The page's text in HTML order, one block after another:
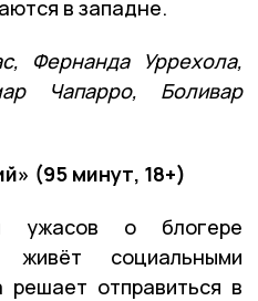
в западне.
Фернанда Уррехола,
Чапарро, Боливар
(95 минут, 18+)
ужасов о блогере
социальными
отправиться в